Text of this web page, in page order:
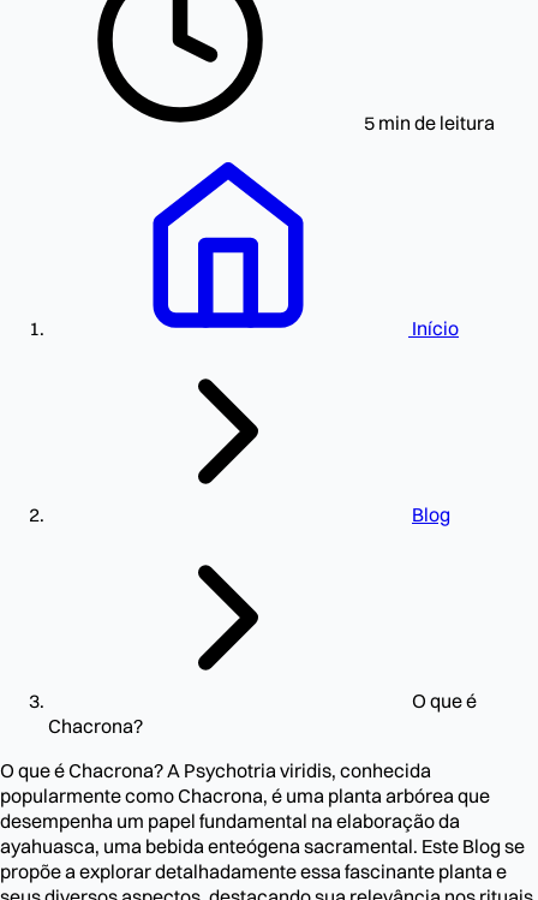
5 min de leitura
Início
Blog
O que é
Chacrona?
O que é Chacrona? A Psychotria viridis, conhecida
popularmente como Chacrona, é uma planta arbórea que
desempenha um papel fundamental na elaboração da
ayahuasca, uma bebida enteógena sacramental. Este Blog se
propõe a explorar detalhadamente essa fascinante planta e